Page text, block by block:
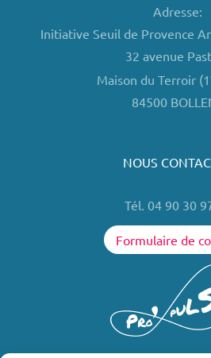
Adresse:
Initiative Seuil de Provence
32 avenue
Maison du Terroir (1
84500
NOUS
Tél. 04 90 30
Formulaire de